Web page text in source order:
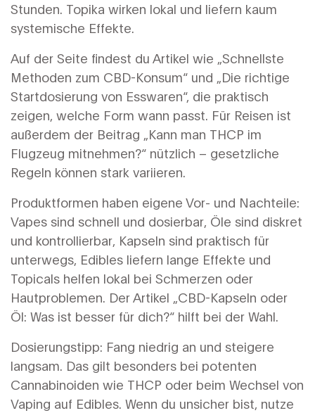
Stunden. Topika wirken lokal und liefern kaum
systemische Effekte.
Auf der Seite findest du Artikel wie „Schnellste
Methoden zum CBD-Konsum“ und „Die richtige
Startdosierung von Esswaren“, die praktisch
zeigen, welche Form wann passt. Für Reisen ist
außerdem der Beitrag „Kann man THCP im
Flugzeug mitnehmen?“ nützlich – gesetzliche
Regeln können stark variieren.
Produktformen haben eigene Vor- und Nachteile:
Vapes sind schnell und dosierbar, Öle sind diskret
und kontrollierbar, Kapseln sind praktisch für
unterwegs, Edibles liefern lange Effekte und
Topicals helfen lokal bei Schmerzen oder
Hautproblemen. Der Artikel „CBD-Kapseln oder
Öl: Was ist besser für dich?“ hilft bei der Wahl.
Dosierungstipp: Fang niedrig an und steigere
langsam. Das gilt besonders bei potenten
Cannabinoiden wie THCP oder beim Wechsel von
Vaping auf Edibles. Wenn du unsicher bist, nutze